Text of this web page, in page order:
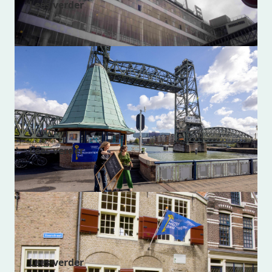
Lees verder
Aanmeldformulier: meld je
monument aan en doe mee met de
Open Monumentendag Rotterdam
2026
Lees verder
Open Monumentendag op 12 & 13
september 2026
Lees verder